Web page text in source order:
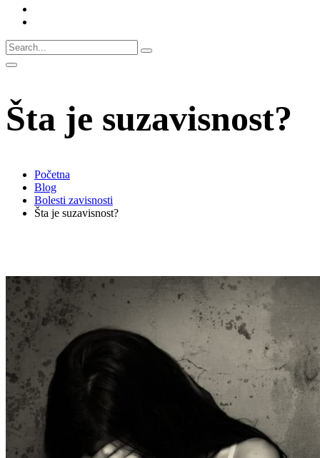
Šta je suzavisnost?
Početna
Blog
Bolesti zavisnosti
Šta je suzavisnost?